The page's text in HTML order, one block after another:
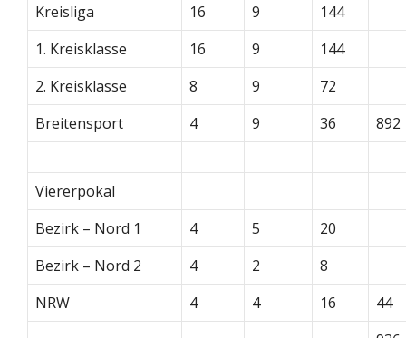
Kreisliga
16 9
144
1. Kreisklasse
16 9
144
2. Kreisklasse
8 9
72
Breitensport
4 9 36 892
Viererpokal
Bezirk – Nord 1
4 5
20
Bezirk – Nord 2
4 2
8
NRW
4 4 16
44